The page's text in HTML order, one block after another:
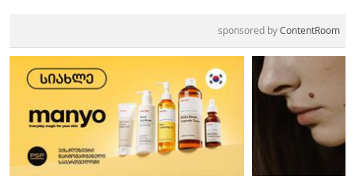
sponsored byContentRoom